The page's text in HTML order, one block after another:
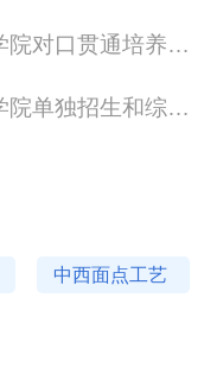
2022年青岛酒店管理职业技术学院对口贯通培养转段测试及录取工作实施方案
2022年青岛酒店管理职业技术学院单独招生和综合评价考试大纲
中西面点工艺